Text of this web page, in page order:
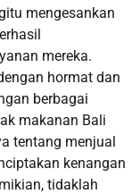
mengesankan
mereka.
hormat dan
berbagai
makanan Bali
tentang menjual
kenangan
tidaklah